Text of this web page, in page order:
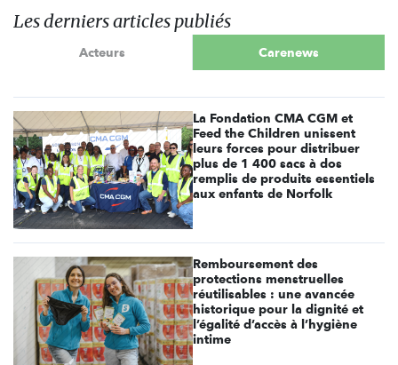
Les derniers articles publiés
Acteurs Carenews
La Fondation CMA CGM et
Feed the Children unissent
leurs forces pour distribuer
plus de 1 400 sacs à dos
remplis de produits essentiels
aux enfants de Norfolk
Remboursement des
protections menstruelles
réutilisables : une avancée
historique pour la dignité et
l’égalité d’accès à l’hygiène
intime